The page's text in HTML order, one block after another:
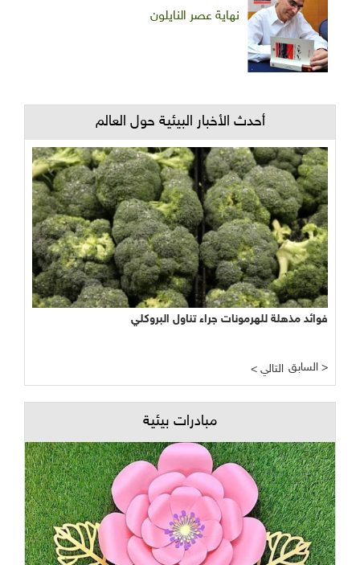
نهاية عصر النايلون
أحدث الأخبار البيئية حول العالم
فوائد مذهلة للهرمونات جراء تناول البروكلي
< التالي السابق >
مبادرات بيئية